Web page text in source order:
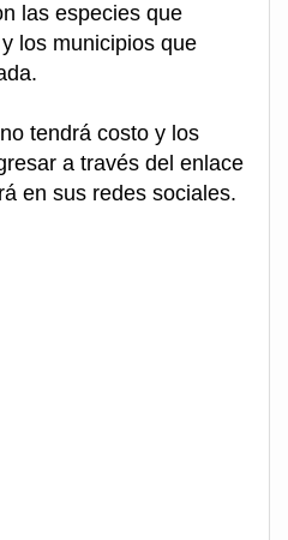
las especies que
los municipios que
tendrá costo y los
a través del enlace
en sus redes sociales.